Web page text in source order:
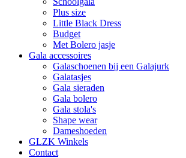
Plus size
Little Black Dress
Budget
Met Bolero jasje
Gala accessoires
Galaschoenen bij een Galajurk
Galatasjes
Gala sieraden
Gala bolero
Gala stola's
Shape wear
Dameshoeden
GLZK Winkels
Contact